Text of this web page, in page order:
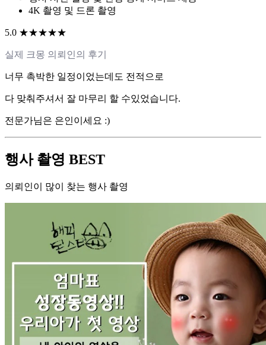
4K 촬영 및 드론 촬영
5.0 ★★★★★
실제 크몽 의뢰인의 후기
너무 촉박한 일정이었는데도 전적으로
다 맞춰주셔서 잘 마무리 할 수있었습니다.
전문가님은 은인이세요 :)
행사 촬영 BEST
의뢰인이 많이 찾는 행사 촬영